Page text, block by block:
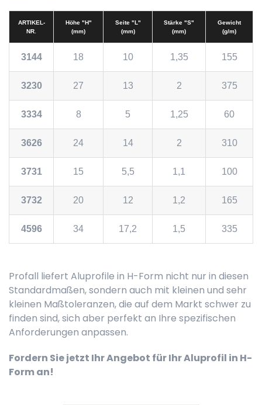
ARTIKEL-
NR.
Höhe "H"
(mm)
Seite "L"
(mm)
Stärke "S"
(mm)
Gewicht
(g/m)
3144 18 10 1,35 155
3230 27 13 2 375
3334 8 5 1,25 60
3626 24 14 2 310
3731 15 5,5 1,1 100
3732 20 12 1,2 165
4596 34 17,2 1,5 335
Profall liefert Aluprofile in H-Form nicht nur in diesen
Standardmaßen, sondern auch mit kleinen und sehr
kleinen Maßtoleranzen, die auf dem Markt schwer zu
finden sind, sich aber perfekt an Ihre spezifischen
Anforderungen anpassen.
Fordern Sie jetzt Ihr Angebot für Ihr Aluprofil in H-
Form an!